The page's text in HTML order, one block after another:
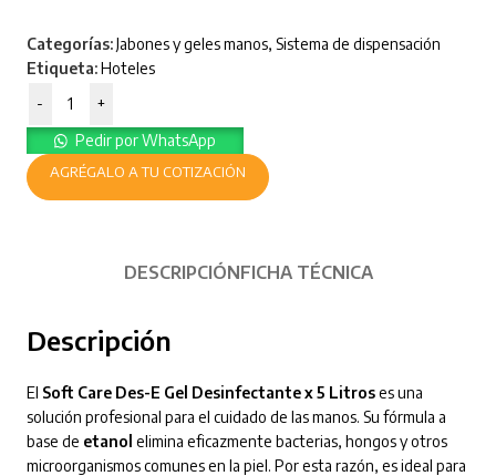
Categorías:Jabones y geles manos, Sistema de dispensación
Etiqueta:Hoteles
-
+
Pedir por WhatsApp
AGRÉGALO A TU COTIZACIÓN
DESCRIPCIÓNFICHA TÉCNICA
Descripción
El Soft Care Des-E Gel Desinfectante x 5 Litroses una
solución profesional para el cuidado de las manos. Su fórmula a
base de etanol elimina eficazmente bacterias, hongos y otros
microorganismos comunes en la piel. Por esta razón, es ideal para